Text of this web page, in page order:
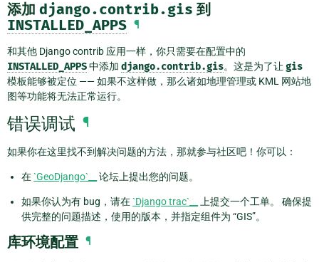
添加 django.contrib.gis 到
INSTALLED_APPS ¶
和其他 Django contrib 应用一样，你只需要在配置中的
INSTALLED_APPS中添加 django.contrib.gis。这是为了让 gis
模板能够被定位 —— 如果不这样做，那么诸如地理管理或 KML 网站地
图等功能将无法正常运行。
错误调试 ¶
如果你在这里找不到解决问题的方法，那就参与社区吧！你可以：
在`GeoDjango`__ 论坛上提出您的问题。
如果你认为有 bug，请在`Django trac`__
上提交一个工单。 确保提
供完整的问题描述，使用的版本，并指定组件为 “GIS”。
库环境配置 ¶